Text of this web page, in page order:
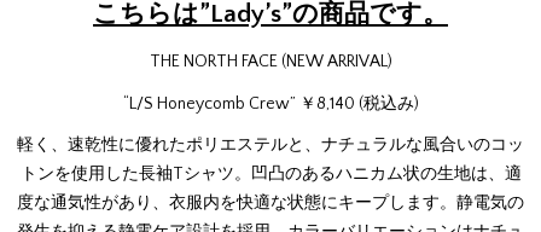
こちらは”Lady’s”の商品です。
THE NORTH FACE (NEW ARRIVAL)
“L/S Honeycomb Crew” ￥8,140 (税込み)
軽く、速乾性に優れたポリエステルと、ナチュラルな風合いのコッ
トンを使用した長袖Tシャツ。凹凸のあるハニカム状の生地は、適
度な通気性があり、衣服内を快適な状態にキープします。静電気の